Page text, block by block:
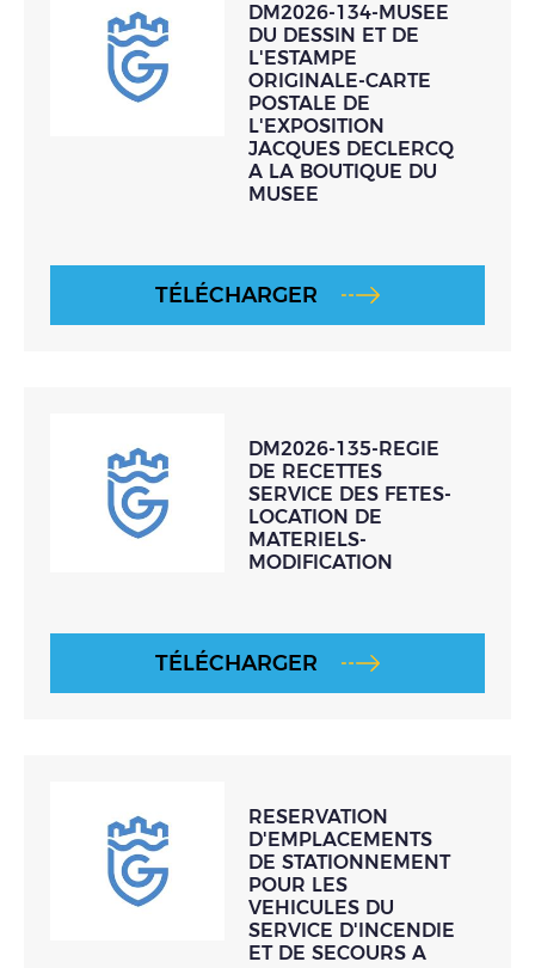
DM2026-134-MUSEE
DU DESSIN ET DE
L'ESTAMPE
ORIGINALE-CARTE
POSTALE DE
L'EXPOSITION
JACQUES DECLERCQ
A LA BOUTIQUE DU
MUSEE
TÉLÉCHARGER
DM2026-135-REGIE
DE RECETTES
SERVICE DES FETES-
LOCATION DE
MATERIELS-
MODIFICATION
TÉLÉCHARGER
RESERVATION
D'EMPLACEMENTS
DE STATIONNEMENT
POUR LES
VEHICULES DU
SERVICE D'INCENDIE
ET DE SECOURS A